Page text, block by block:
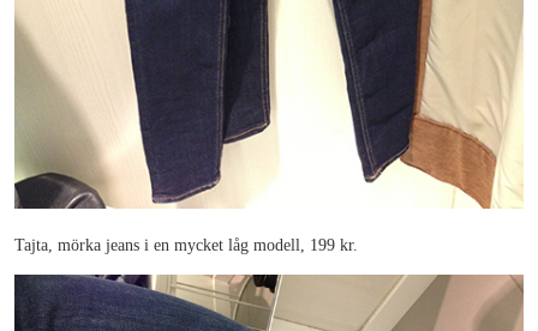
Tajta, mörka jeans i en mycket låg modell, 199 kr.